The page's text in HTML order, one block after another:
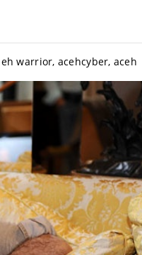
warrior, acehcyber, aceh